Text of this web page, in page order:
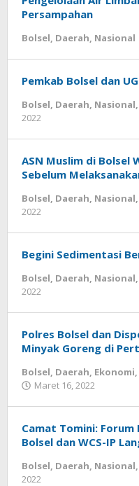
Persampahan
Bolsel, Daerah, Nasional
Pemkab Bolsel dan
Bolsel, Daerah, Nasional,
2022
ASN Muslim di Bolsel
Sebelum
Bolsel, Daerah, Nasional,
2022
Begini Sedimentasi
Bolsel, Daerah, Nasional,
2022
Polres Bolsel dan
Minyak Goreng di
Bolsel, Daerah, Ekonomi,
Maret 16, 2022
Camat Tomini: Forum
Bolsel dan WCS-IP
Bolsel, Daerah, Nasional,
2022